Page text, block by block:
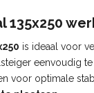
is ideaal voor
eenvoudig
voor optimale